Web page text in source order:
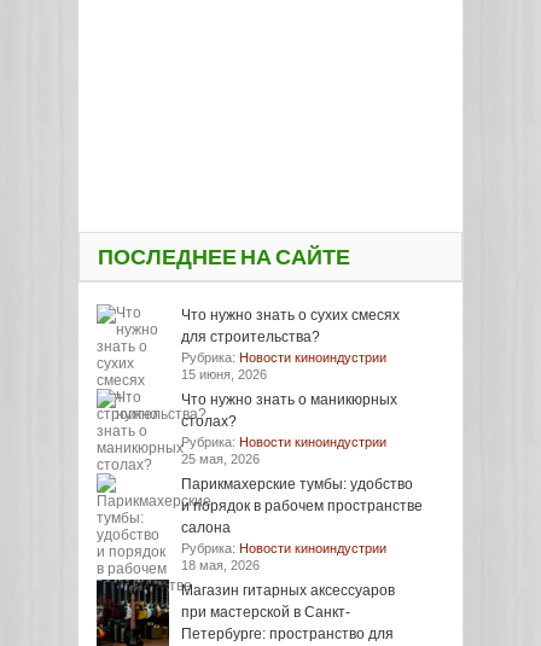
ПОСЛЕДНЕЕ НА САЙТЕ
Что нужно знать о сухих смесях
для строительства?
Рубрика: Новости киноиндустрии
15 июня, 2026
Что нужно знать о маникюрных
столах?
Рубрика: Новости киноиндустрии
25 мая, 2026
Парикмахерские тумбы: удобство
и порядок в рабочем пространстве
салона
Рубрика: Новости киноиндустрии
18 мая, 2026
Магазин гитарных аксессуаров
при мастерской в Санкт-
Петербурге: пространство для